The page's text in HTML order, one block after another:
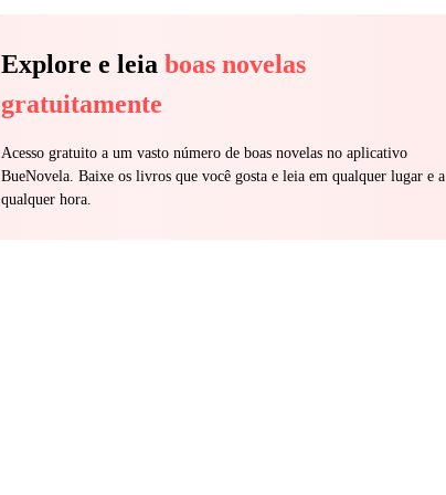
Explore e leia boas novelas
gratuitamente
Acesso gratuito a um vasto número de boas novelas no aplicativo
BueNovela. Baixe os livros que você gosta e leia em qualquer lugar e a
qualquer hora.